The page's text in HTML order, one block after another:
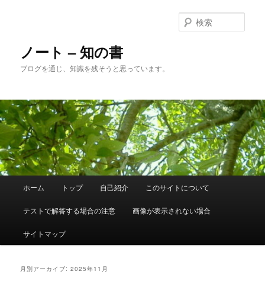
へ
移
移
動
ノート – 知の書
ブログを通じ、知識を残そうと思っています。
索
ュ
ホーム トップ 自己紹介 このサイトについて
テストで解答する場合の注意 画像が表示されない場合
サイトマップ
月別アーカイブ:2025年11月